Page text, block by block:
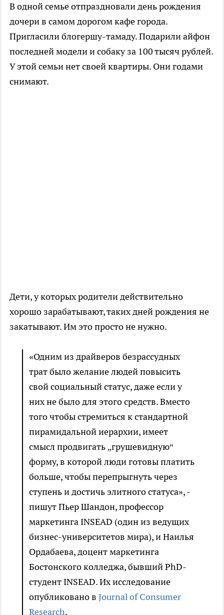
В одной семье отпраздновали день рождения
дочери в самом дорогом кафе города.
Пригласили блогершу-тамаду. Подарили айфон
последней модели и собаку за 100 тысяч рублей.
У этой семьи нет своей квартиры. Они годами
снимают.
Дети, у которых родители действительно
хорошо зарабатывают, таких дней рождения не
закатывают. Им это просто не нужно.
«Одним из драйверов безрассудных
трат было желание людей повысить
свой социальный статус, даже если у
них не было для этого средств. Вместо
того чтобы стремиться к стандартной
пирамидальной иерархии, имеет
смысл продвигать „грушевидную“
форму, в которой люди готовы платить
больше, чтобы перепрыгнуть через
ступень и достичь элитного статуса», -
пишут Пьер Шандон, профессор
маркетинга INSEAD (один из ведущих
бизнес-университетов мира), и Наилья
Ордабаева, доцент маркетинга
Бостонского колледжа, бывший PhD-
студент INSEAD. Их исследование
опубликовано в Journal of Consumer
Research.